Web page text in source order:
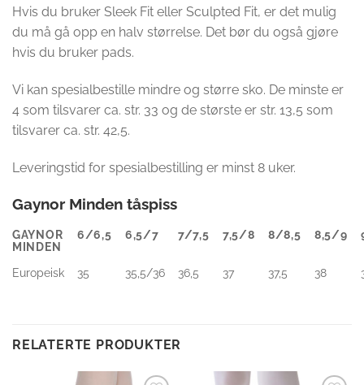
Hvis du bruker Sleek Fit eller Sculpted Fit, er det mulig
du må gå opp en halv størrelse. Det bør du også gjøre
hvis du bruker pads.
Vi kan spesialbestille mindre og større sko. De minste er
4 som tilsvarer ca. str. 33 og de største er str. 13,5 som
tilsvarer ca. str. 42,5.
Leveringstid for spesialbestilling er minst 8 uker.
Gaynor Minden tåspiss
GAYNOR
MINDEN
6/6,5 6,5/7 7/7,5 7,5/8 8/8,5 8,5/9
Europeisk 35 35,5/36 36,5 37 37,5 38
RELATERTE PRODUKTER